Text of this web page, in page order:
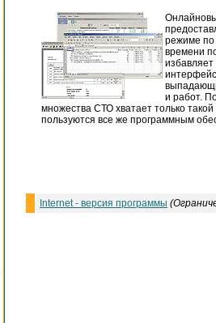
режиме по
времени
и работ.
множества СТО хватает только
пользуются все же программным
Internet - версия программы